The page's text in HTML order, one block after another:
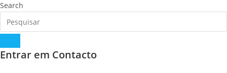
Search
Entrar em Contacto